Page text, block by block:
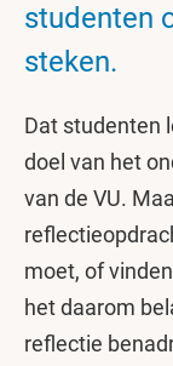
studenten
steken.
Dat studenten
doel van het
van de VU.
moet, of
het daarom
reflectie